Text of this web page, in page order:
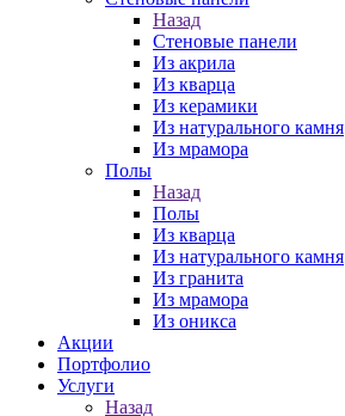
Назад
Стеновые панели
Из акрила
Из кварца
Из керамики
Из натурального камня
Из мрамора
Полы
Назад
Полы
Из кварца
Из натурального камня
Из гранита
Из мрамора
Из оникса
Акции
Портфолио
Услуги
Назад